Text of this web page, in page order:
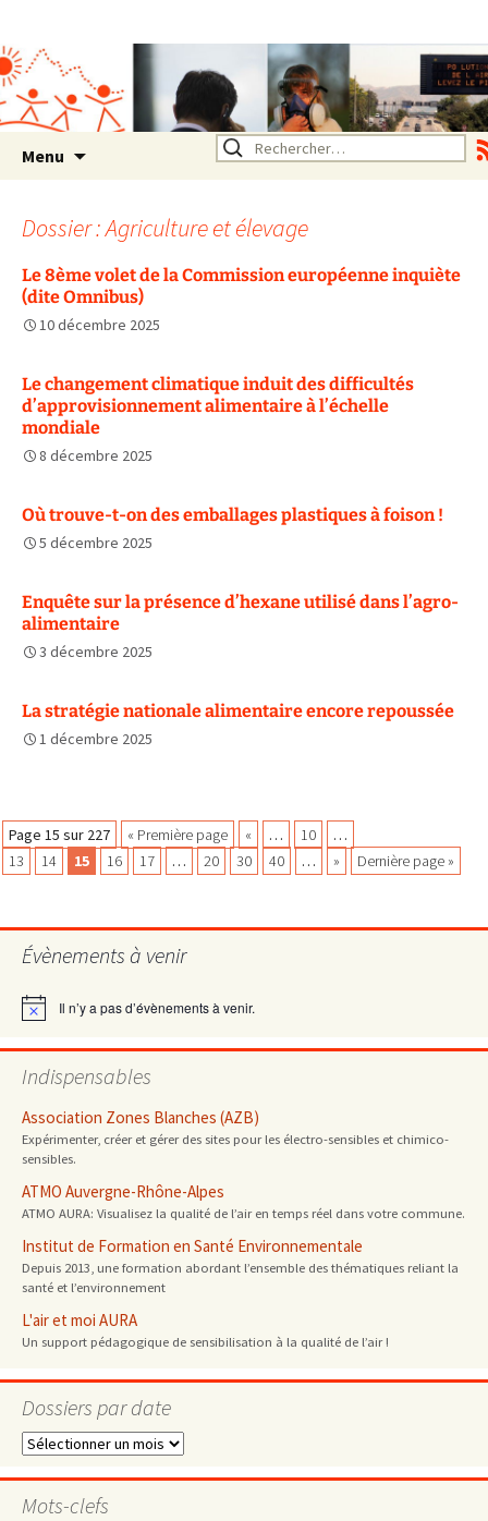
Rhône Alpes
Un environnement sain pour
la santé de tous
Menu Rechercher :
Dossier : Agriculture et élevage
Le 8ème volet de la Commission européenne inquiète
(dite Omnibus)
10 décembre 2025
Le changement climatique induit des difficultés
d’approvisionnement alimentaire à l’échelle
mondiale
8 décembre 2025
Où trouve-t-on des emballages plastiques à foison !
5 décembre 2025
Enquête sur la présence d’hexane utilisé dans l’agro-
alimentaire
3 décembre 2025
La stratégie nationale alimentaire encore repoussée
1 décembre 2025
Navigation
des
articles
Page 15 sur 227 « Première page « … 10
…
13
14 15 16 17 … 20 30 40 … » Dernière page »
Évènements à venir
Notice Il n’y a pas d’évènements à venir.
Indispensables
Association Zones Blanches (AZB)
Expérimenter, créer et gérer des sites pour les électro-sensibles et chimico-
sensibles.
ATMO Auvergne-Rhône-Alpes
ATMO AURA: Visualisez la qualité de l’air en temps réel dans votre commune.
Institut de Formation en Santé Environnementale
Depuis 2013, une formation abordant l’ensemble des thématiques reliant la
santé et l’environnement
L'air et moi AURA
Un support pédagogique de sensibilisation à la qualité de l’air !
Dossiers par date
Dossiers
date
Mots-clefs